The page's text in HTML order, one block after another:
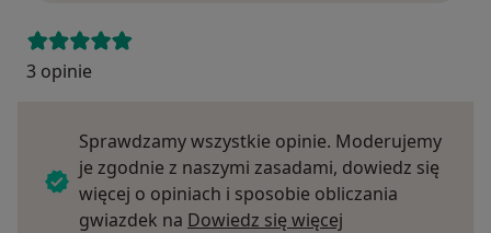
3 opinie
Sprawdzamy wszystkie opinie. Moderujemy
je zgodnie z naszymi zasadami, dowiedz się
więcej o opiniach i sposobie obliczania
gwiazdek na Dowiedz się więcej